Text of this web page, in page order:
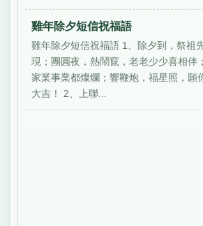
雞年除夕短信祝福語
雞年除夕短信祝福語 1、除夕到，祭祖
現；團圓夜，熱鬧竄，老老少少喜相伴
家業事業都燦爛；響鞭炮，福星照，願
大吉！ 2、上聯...